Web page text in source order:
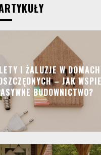
I ŻALUZJE W DOMACH
– JAK
BUDOWNICTWO?